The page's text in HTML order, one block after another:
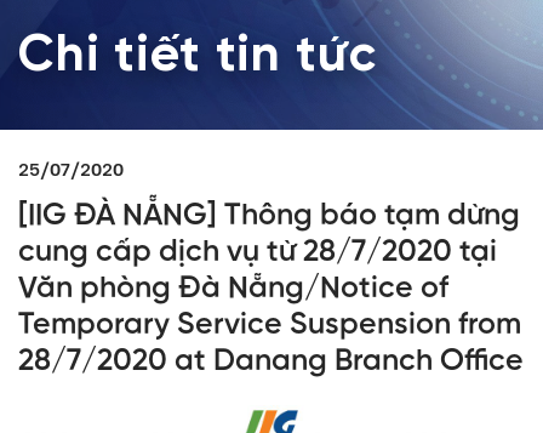
Chi tiết tin tức
25/07/2020
[IIG ĐÀ NẴNG] Thông báo tạm dừng
cung cấp dịch vụ từ 28/7/2020 tại
Văn phòng Đà Nẵng/Notice of
Temporary Service Suspension from
28/7/2020 at Danang Branch Office